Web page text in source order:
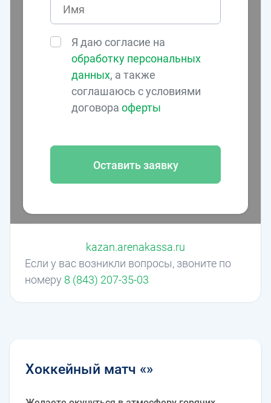
Я даю согласие на
обработку персональных
данных, а также
соглашаюсь с условиями
договораоферты
Оставить заявку
Если у вас возникли вопросы, звоните по
номеру 8 (843) 207-35-03
kazan.arenakassa.ru
Хоккейный матч «»